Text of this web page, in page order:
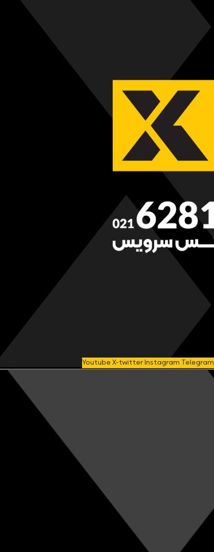
YoutubeX-twitterInstagram Telegram